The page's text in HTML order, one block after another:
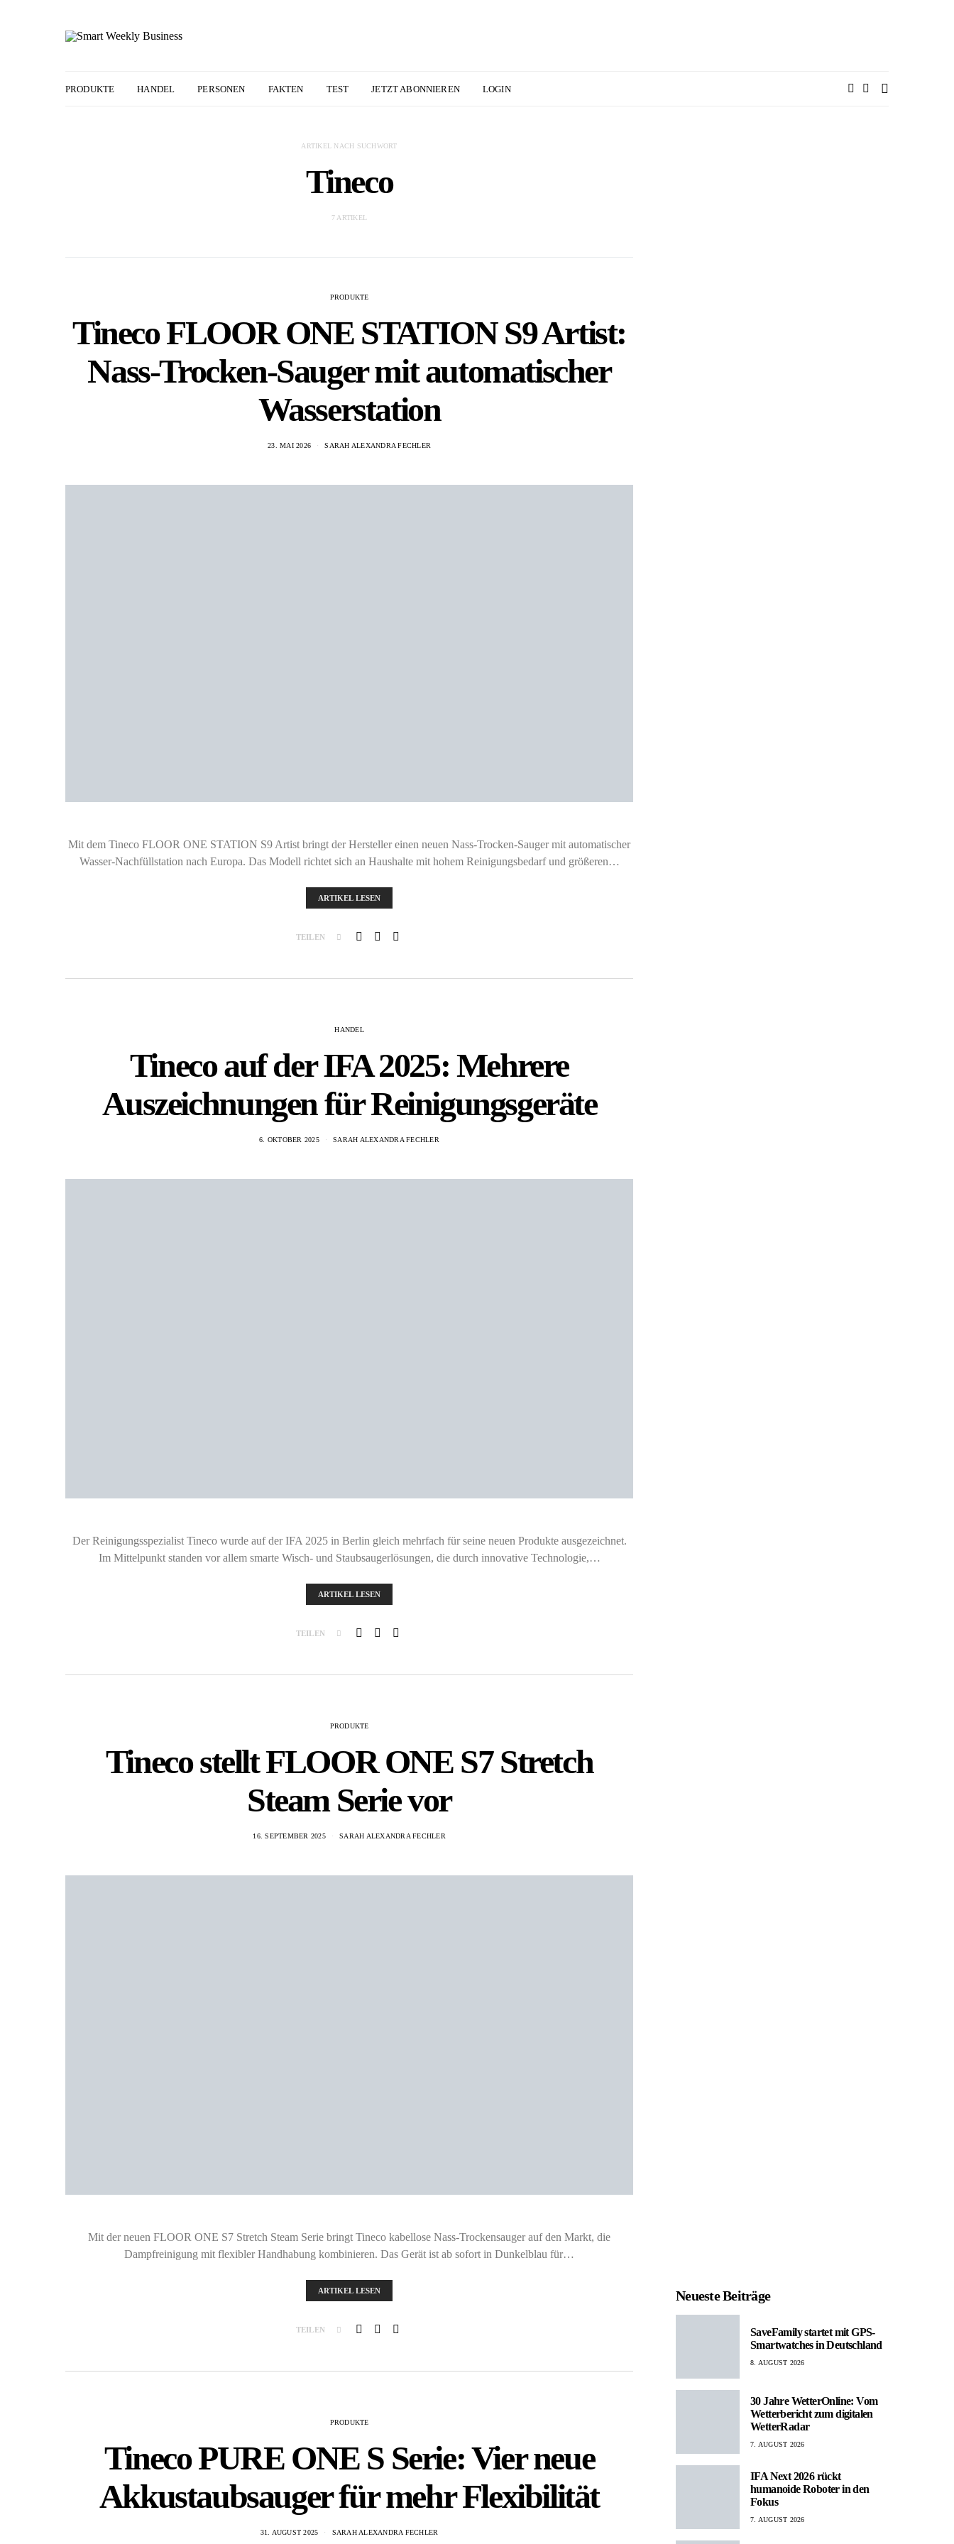
PRODUKTE HANDEL PERSONEN FAKTEN TEST JETZT ABONNIEREN LOGIN
ARTIKEL NACH SUCHWORT
Tineco
7 ARTIKEL
PRODUKTE
Tineco FLOOR ONE STATION S9 Artist:
Nass-Trocken-Sauger mit automatischer
Wasserstation
23. MAI 2026 SARAH ALEXANDRA FECHLER
Mit dem Tineco FLOOR ONE STATION S9 Artist bringt der Hersteller einen neuen Nass-Trocken-Sauger mit automatischer
Wasser-Nachfüllstation nach Europa. Das Modell richtet sich an Haushalte mit hohem Reinigungsbedarf und größeren…
ARTIKEL LESEN
TEILEN
HANDEL
Tineco auf der IFA 2025: Mehrere
Auszeichnungen für Reinigungsgeräte
6. OKTOBER 2025 SARAH ALEXANDRA FECHLER
Der Reinigungsspezialist Tineco wurde auf der IFA 2025 in Berlin gleich mehrfach für seine neuen Produkte ausgezeichnet.
Im Mittelpunkt standen vor allem smarte Wisch- und Staubsaugerlösungen, die durch innovative Technologie,…
ARTIKEL LESEN
TEILEN
PRODUKTE
Tineco stellt FLOOR ONE S7 Stretch
Steam Serie vor
16. SEPTEMBER 2025 SARAH ALEXANDRA FECHLER
Mit der neuen FLOOR ONE S7 Stretch Steam Serie bringt Tineco kabellose Nass-Trockensauger auf den Markt, die
Dampfreinigung mit flexibler Handhabung kombinieren. Das Gerät ist ab sofort in Dunkelblau für…
ARTIKEL LESEN
TEILEN
PRODUKTE
Tineco PURE ONE S Serie: Vier neue
Akkustaubsauger für mehr Flexibilität
31. AUGUST 2025 SARAH ALEXANDRA FECHLER
Neueste Beiträge
SaveFamily startet mit GPS-
Smartwatches in Deutschland
8. AUGUST 2026
30 Jahre WetterOnline: Vom
Wetterbericht zum digitalen
WetterRadar
7. AUGUST 2026
IFA Next 2026 rückt
humanoide Roboter in den
Fokus
7. AUGUST 2026